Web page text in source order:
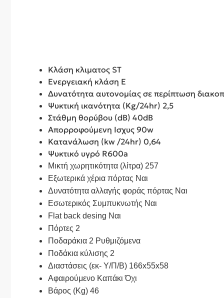
Κλάση κλιματος ST
Ενεργειακή κλάση E
Δυνατότητα αυτονομίας σε περίπτωση
Ψυκτική ικανότητα (Kg/24hr) 2,5
Στάθμη θορύβου (dB) 40dB
Απορροφούμενη Ισχυς 90w
Κατανάλωση (kw /24hr) 0,64
Ψυκτικό υγρό R600a
Μικτή χωρητικότητα (λίτρα) 257
Εξωτερικά χέρια πόρτας Ναι
Δυνατότητα αλλαγής φοράς πόρτας Ναι
Εσωτερικός Συμπυκνωτής Ναι
Flat back desing Ναι
Πόρτες 2
Ποδαράκια 2 Ρυθμιζόμενα
Ποδάκια κύλισης 2
Διαστάσεις (εκ- Υ/Π/Β) 166x55x58
Αφαιρούμενο Καπάκι Όχι
Βάρος (Kg) 46